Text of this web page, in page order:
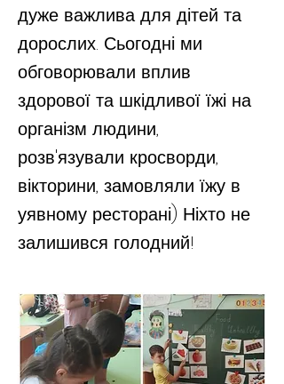
дуже важлива для дітей та
дорослих. Сьогодні ми
обговорювали вплив
здорової та шкідливої їжі на
організм людини,
розв'язували кросворди,
вікторини, замовляли їжу в
уявному ресторані) Ніхто не
залишився голодний!